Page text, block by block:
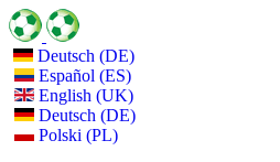
Deutsch (DE)
Español (ES)
English (UK)
Deutsch (DE)
Polski (PL)